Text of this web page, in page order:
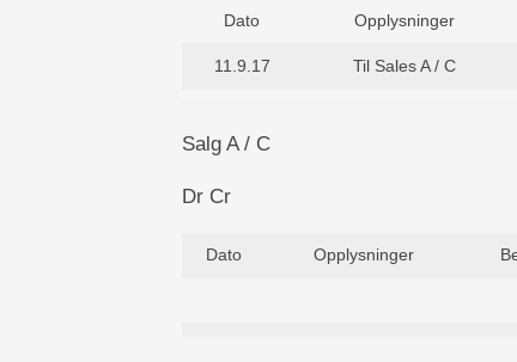
Dato Opplysninger
11.9.17 Til Sales A / C
Salg A / C
Dr Cr
Dato Opplysninger